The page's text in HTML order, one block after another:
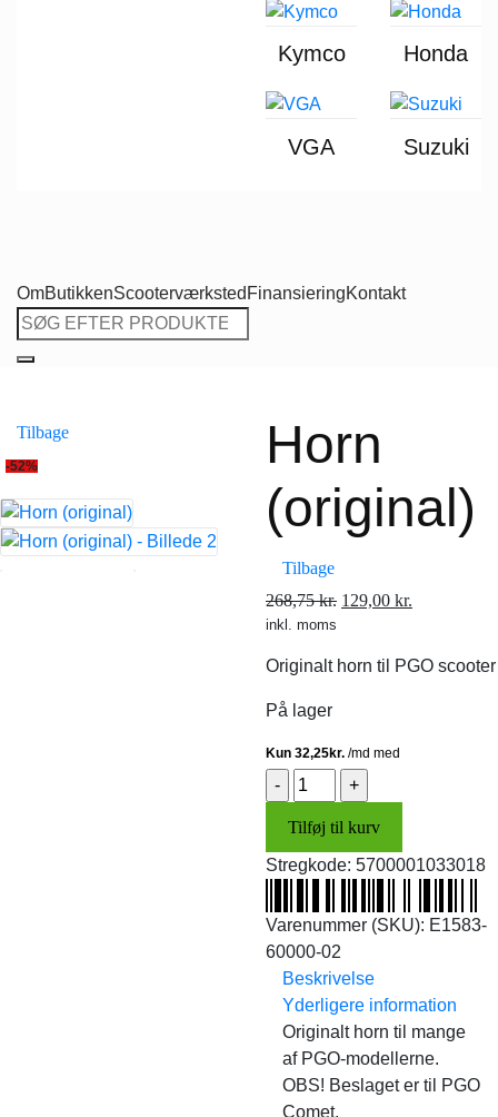
Kymco Honda
VGA Suzuki
OmButikkenScooterværksted FinansieringKontakt
Søg
efter:
Tilbage
-52%
Horn
(original)
Tilbage
268,75kr. Den
129,00 kr.
inkl. moms
Originalt horn til PGO scooter
På lager
Horn
(original)
antal
Tilføj til kurv
Stregkode: 5700001033018
Varenummer (SKU): E1583-
60000-02
Beskrivelse
Yderligere information
Originalt horn til mange
af PGO-modellerne.
OBS! Beslaget er til PGO
Comet.